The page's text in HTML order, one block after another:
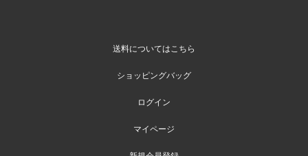
送料についてはこちら
ショッピングバッグ
ログイン
マイページ